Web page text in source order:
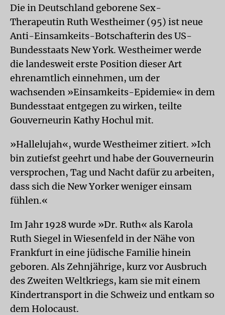
Die in Deutschland geborene Sex-
Therapeutin Ruth Westheimer (95) ist neue
Anti-Einsamkeits-Botschafterin des US-
Bundesstaats New York. Westheimer werde
die landesweit erste Position dieser Art
ehrenamtlich einnehmen, um der
wachsenden »Einsamkeits-Epidemie« in dem
Bundesstaat entgegen zu wirken, teilte
Gouverneurin Kathy Hochul mit.
»Hallelujah«, wurde Westheimer zitiert. »Ich
bin zutiefst geehrt und habe der Gouverneurin
versprochen, Tag und Nacht dafür zu arbeiten,
dass sich die New Yorker weniger einsam
fühlen.«
Im Jahr 1928 wurde »Dr. Ruth« als Karola
Ruth Siegel in Wiesenfeld in der Nähe von
Frankfurt in eine jüdische Familie hinein
geboren. Als Zehnjährige, kurz vor Ausbruch
des Zweiten Weltkriegs, kam sie mit einem
Kindertransport in die Schweiz und entkam so
dem Holocaust.